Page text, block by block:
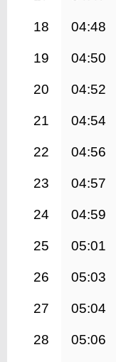
18 04:48
19 04:50
20 04:52
21 04:54
22 04:56
23 04:57
24 04:59
25 05:01
26 05:03
27 05:04
28 05:06